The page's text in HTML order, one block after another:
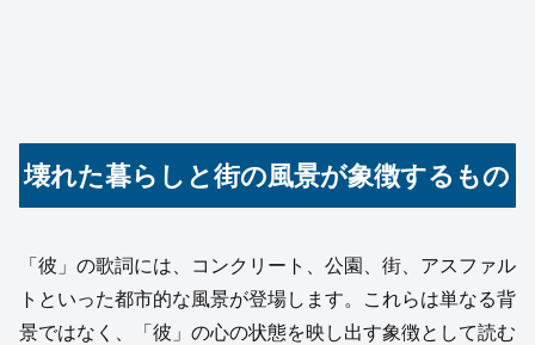
壊れた暮らしと街の風景が象徴するもの
「彼」の歌詞には、コンクリート、公園、街、アスファル
トといった都市的な風景が登場します。これらは単なる背
景ではなく、「彼」の心の状態を映し出す象徴として読む